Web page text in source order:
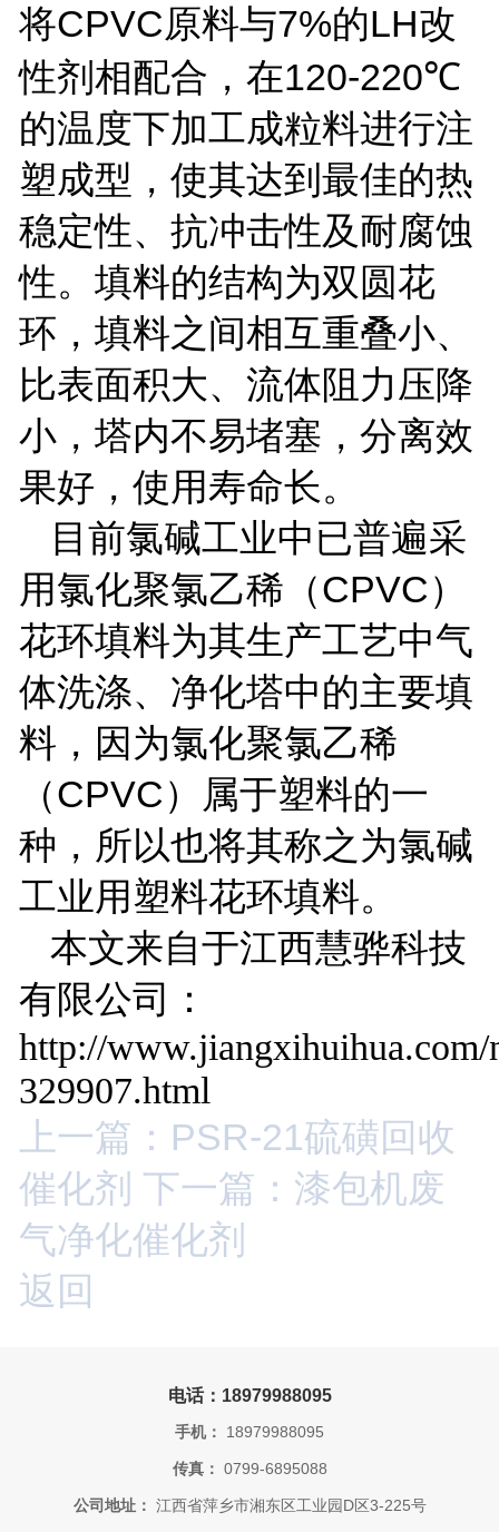
将CPVC原料与7%的LH改
性剂相配合，在120-220℃
的温度下加工成粒料进行注
塑成型，使其达到最佳的热
稳定性、抗冲击性及耐腐蚀
性。填料的结构为双圆花
环，填料之间相互重叠小、
比表面积大、流体阻力压降
小，塔内不易堵塞，分离效
果好，使用寿命长。
目前氯碱工业中已普遍采
用氯化聚氯乙稀（CPVC）
花环填料为其生产工艺中气
体洗涤、净化塔中的主要填
料，因为氯化聚氯乙稀
（CPVC）属于塑料的一
种，所以也将其称之为氯碱
工业用塑料花环填料。
本文来自于江西慧骅科技
有限公司：
http://www.jiangxihuihua.com/
329907.html
上一篇：PSR-21硫磺回收
催化剂 下一篇：漆包机废
气净化催化剂
返回
电话：18979988095
手机： 18979988095
传真： 0799-6895088
公司地址： 江西省萍乡市湘东区工业园D区3-225号